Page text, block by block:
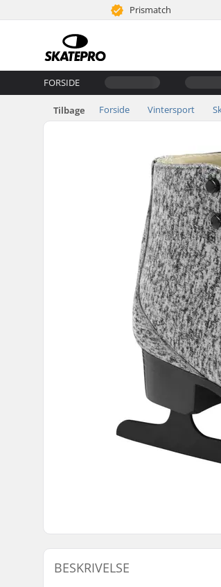
Prismatch
FORSIDE
Tilbage Forside Vintersport
BESKRIVELSE